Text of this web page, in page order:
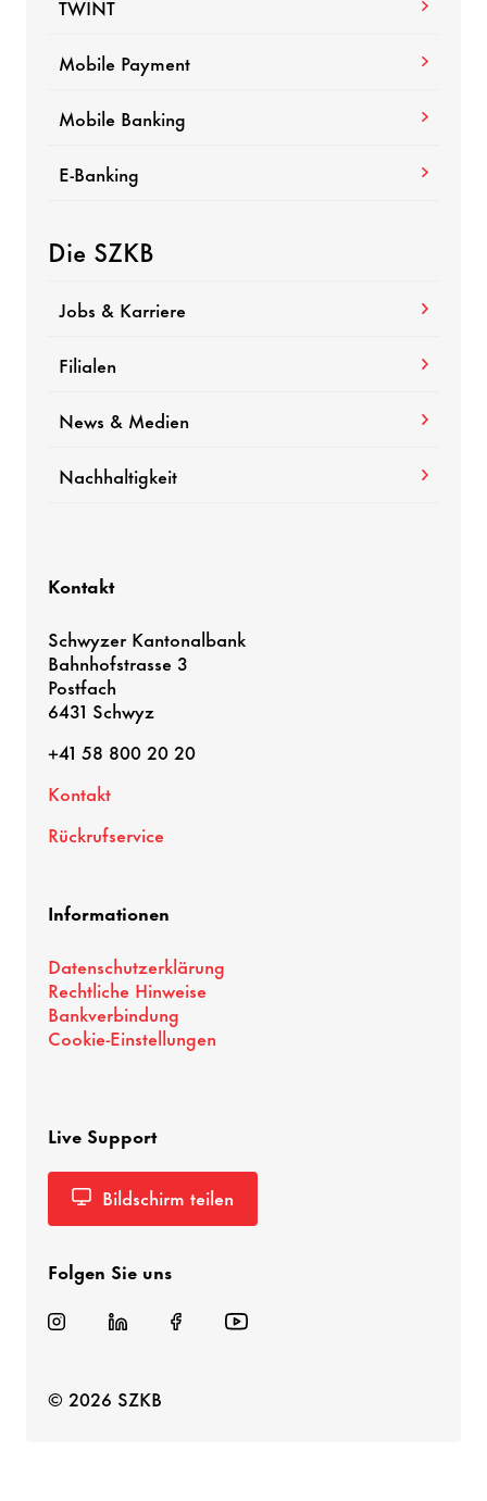
TWINT
Mobile Payment
Mobile Banking
E-Banking
Die SZKB
Jobs & Karriere
Filialen
News & Medien
Nachhaltigkeit
Kontakt
Schwyzer Kantonalbank
Bahnhofstrasse 3
Postfach
6431 Schwyz
+41 58 800 20 20
Kontakt
Rückrufservice
Informationen
Datenschutzerklärung
Rechtliche Hinweise
Bankverbindung
Cookie-Einstellungen
Live Support
Bildschirm teilen
Folgen Sie uns
© 2026 SZKB